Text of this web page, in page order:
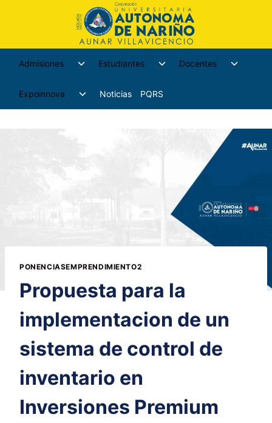
Admisiones Estudiantes Docentes
Expoinnova Noticias PQRS
PONENCIASEMPRENDIMIENTO2
Propuesta para la
implementacion de un
sistema de control de
inventario en
Inversiones Premium